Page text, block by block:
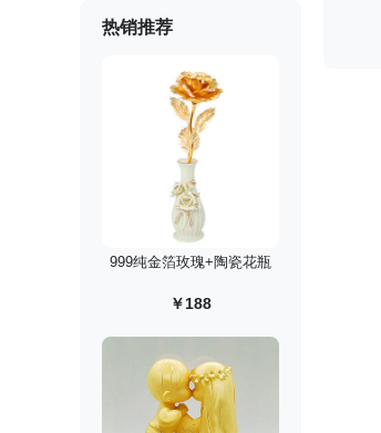
热销推荐
999纯金箔玫瑰+陶瓷花瓶
￥188